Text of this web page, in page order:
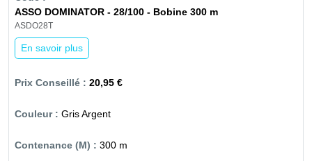
ASSO DOMINATOR - 28/100 - Bobine 300 m
ASDO28T
En savoir plus
20,95 €
Gris Argent
300 m